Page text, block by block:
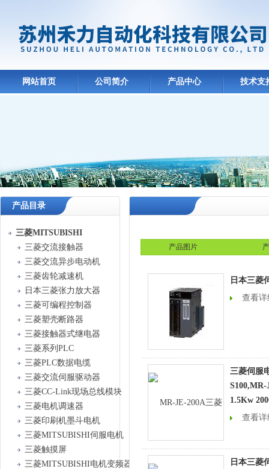
网站首页 公司简介 产品中心 技术支
产品目录
三菱MITSUBISHI
三菱交流接触器
三菱交流异步电动机
三菱齿轮减速机
日本三菱张力放大器
三菱可编程控制器
三菱塑壳断路器
三菱接触器式继电器
三菱系列PLC
三菱PLC数据电缆
三菱交流伺服驱动器
三菱CC-Link现场总线模块
三菱电机调速器
三菱印刷机墨斗电机
三菱MITSUBISHI伺服电机
三菱触摸屏
三菱MITSUBISHI电机变频器
产品图片
日本三菱
查看
三菱伺服
1.5Kw
查看
日本三菱